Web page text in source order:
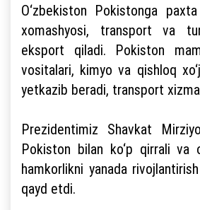
O‘zbekiston Pokistonga
xomashyosi, transport va
eksport qiladi. Pokiston
vositalari, kimyo va qishloq
yetkazib beradi, transport
Prezidentimiz Shavkat
Pokiston bilan ko‘p qirrali va
hamkorlikni yanada
qayd etdi.